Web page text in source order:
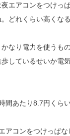
エアコンをつけっ
どれくらい高くな
なり電力を使うも
しているせいか電
間あたり8.7円くらい
アコンをつけっぱな